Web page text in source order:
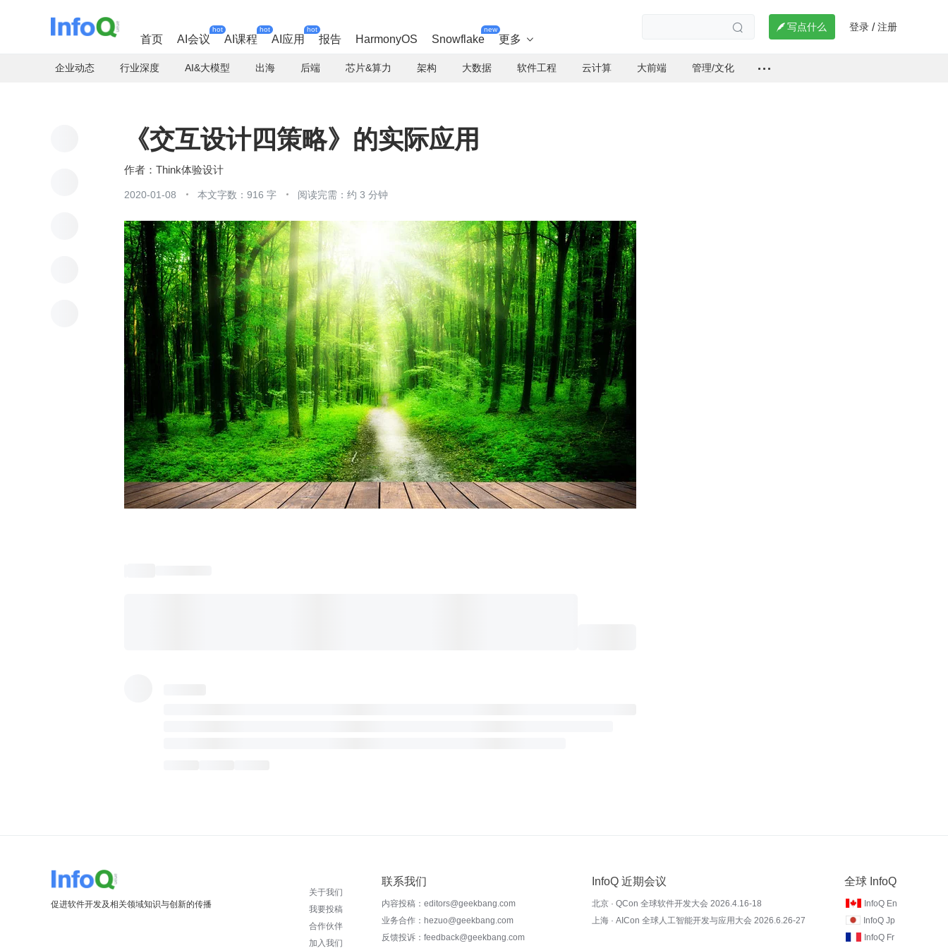
首页 AI会议
hot
AI课程
hot
AI应用
hot
报告 HarmonyOS Snowflake
new
更多 
  写点什么 登录 / 注册
企业动态 行业深度 AI&大模型 出海 后端 芯片&算力 架构 大数据 软件工程 云计算 大前端 管理/文化
《交互设计四策略》的实际应用
Think体验设计
2020-01-08 本文字数：916 字 阅读完需：约 3 分钟
促进软件开发及相关领域知识与创新的传播
关于我们
我要投稿
合作伙伴
加入我们
联系我们
内容投稿：editors@geekbang.com
业务合作：hezuo@geekbang.com
反馈投诉：feedback@geekbang.com
InfoQ 近期会议
北京 · QCon 全球软件开发大会 2026.4.16-18
上海 · AICon 全球人工智能开发与应用大会 2026.6.26-27
全球 InfoQ
InfoQ En
InfoQ Jp
InfoQ Fr